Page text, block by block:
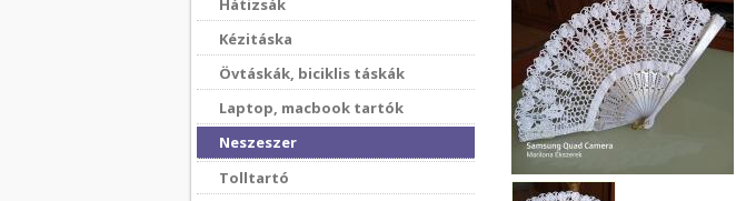
Hátizsák
Kézitáska
Övtáskák, biciklis táskák
Laptop, macbook tartók
Neszeszer
Tolltartó